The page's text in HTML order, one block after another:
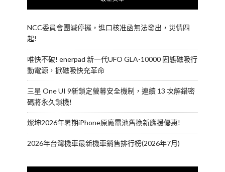
NCC委員會團滅停擺，進口核准函無法發出，災情四
起!
唯快不破! enerpad 新一代UFO GLA-10000 固態磁吸行
動電源，掀磁吸快充革命
三星 One UI 9新鎖定螢幕安全機制，連續 13 次解錯密
碼將永久鎖機!
燦坤2026年暑期iPhone原廠電池舊換新應援優惠!
2026年台灣機車最新機車銷售排行榜(2026年7月)